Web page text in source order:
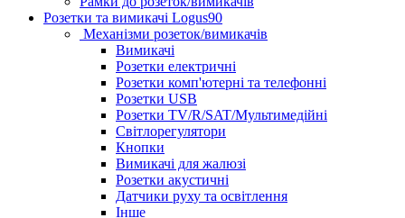
Розетки та вимикачі Logus90
Механізми розеток/вимикачів
Вимикачі
Розетки електричні
Розетки комп'ютерні та телефонні
Розетки USB
Розетки TV/R/SAT/Мультимедійні
Світлорегулятори
Кнопки
Вимикачі для жалюзі
Розетки акустичні
Датчики руху та освітлення
Інше